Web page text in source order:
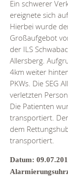
Ein schwerer
ereignete sich
Hierbei wurde
Großaufgebot
der ILS
Allersberg.
4km weiter
PKWs. Die SEG
verletzten
Die Patienten
transportiert.
dem
transportiert.
Datum: